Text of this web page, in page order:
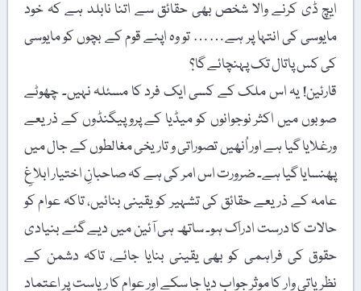
ایچ ڈی کرنے والا شخص بھی حقائق سے اتنا نابلد ہے کہ خود
مایوسی کی انتہا پر ہے…… تو وہ اپنے قوم کے بچوں کو مایوسی
کی کس پاتال تک پہنچائے گا؟
قارئین! یہ اس ملک کے کسی ایک فرد کا مسئلہ نہیں۔ چھوٹے
صوبوں میں اکثر نوجوانوں کو میڈیا کے پروپیگنڈوں کے ذریعے
ورغلایا گیا ہے اور اُنھیں تصوراتی و تاریخی مغالطوں کے جال میں
پھنسایا گیا ہے۔ ضرورت اس امر کی ہے کہ صاحبانِ اختیار ابلاغِ
عامہ کے ذریعے حقائق کی تشہیر کو یقینی بنائیں، تاکہ عوام کو
حالات کا درست ادراک ہو۔ ساتھ ہی آئین میں دیے گئے بنیادی
حقوق کی فراہمی کو بھی یقینی بنایا جائے، تاکہ دشمن کے
نظریاتی وار کا موثر جواب دیا جا سکے اور عوام کا ریاست پر اعتماد